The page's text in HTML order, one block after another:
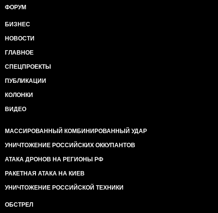
ФОРУМ
БИЗНЕС
НОВОСТИ
ГЛАВНОЕ
СПЕЦПРОЕКТЫ
ПУБЛИКАЦИИ
КОЛОНКИ
ВИДЕО
МАССИРОВАННЫЙ КОМБИНИРОВАННЫЙ УДАР
УНИЧТОЖЕНИЕ РОССИЙСКИХ ОККУПАНТОВ
АТАКА ДРОНОВ НА РЕГИОНЫ РФ
РАКЕТНАЯ АТАКА НА КИЕВ
УНИЧТОЖЕНИЕ РОССИЙСКОЙ ТЕХНИКИ
ОБСТРЕЛ